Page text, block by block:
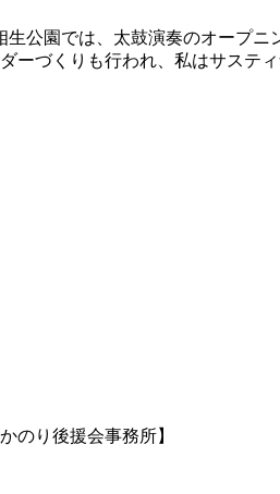
公園では、太鼓演奏のオープニ
ーづくりも行われ、私はサステ
のり後援会事務所】